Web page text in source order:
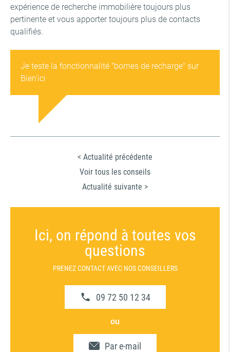
expérience de recherche immobilière toujours plus
pertinente et vous apporter toujours plus de contacts
qualifiés.
Je teste la fonctionnalité "bornes de recharge" sur
Bien'ici
< Actualité précédente
Voir tous les conseils
Actualité suivante >
Ici, on répond à toutes vos
questions
PRENEZ CONTACT AVEC NOS CONSEILLERS
09 72 50 12 34
ou
Par e-mail